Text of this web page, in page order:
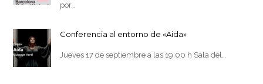
por…
Conferencia al entorno de «Aida»
Jueves 17 de septiembre a las 19:00 h Sala del…